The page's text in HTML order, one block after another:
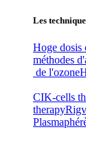
Les
Hoge dosis
méthodes
de l'ozone
CIK-cells
therapy